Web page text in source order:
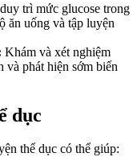
trì mức glucose trong
ăn uống và tập luyện
Khám và xét nghiệm
phát hiện sớm biến
dục
thể dục có thể giúp: